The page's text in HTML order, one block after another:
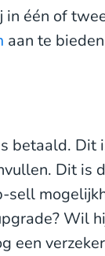
één of
aan te
betaald. Dit
Dit is
sell
Wil
een